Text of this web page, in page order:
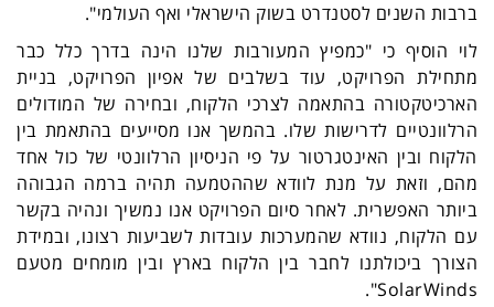
ברבות השנים לסטנדרט בשוק הישראלי ואף העולמי".
לוי הוסיף כי "כמפיץ המעורבות שלנו הינה בדרך כלל כבר
מתחילת הפרויקט, עוד בשלבים של אפיון הפרויקט, בניית
הארכיטקטורה בהתאמה לצרכי הלקוח, ובחירה של המודולים
הרלוונטיים לדרישות שלו. בהמשך אנו מסייעים בהתאמת בין
הלקוח ובין האינטגרטור על פי הניסיון הרלוונטי של כול אחד
מהם, וזאת על מנת לוודא שההטמעה תהיה ברמה הגבוהה
ביותר האפשרית. לאחר סיום הפרויקט אנו נמשיך ונהיה בקשר
עם הלקוח, נוודא שהמערכות עובדות לשביעות רצונו, ובמידת
הצורך ביכולתנו לחבר בין הלקוח בארץ ובין מומחים מטעם
SolarWinds
".